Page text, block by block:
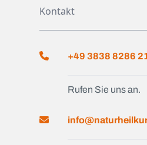
Kontakt
+49 3838 8286
Rufen Sie uns an.